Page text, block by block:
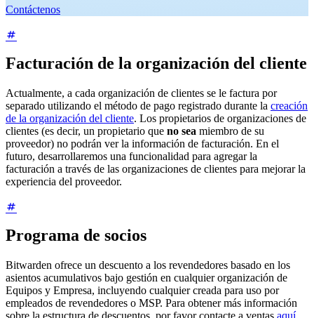
Contáctenos
Facturación de la organización del cliente
Actualmente, a cada organización de clientes se le factura por
separado utilizando el método de pago registrado durante la creación
de la organización del cliente. Los propietarios de organizaciones de
clientes (es decir, un propietario que no sea miembro de su
proveedor) no podrán ver la información de facturación. En el
futuro, desarrollaremos una funcionalidad para agregar la
facturación a través de las organizaciones de clientes para mejorar la
experiencia del proveedor.
Programa de socios
Bitwarden ofrece un descuento a los revendedores basado en los
asientos acumulativos bajo gestión en cualquier organización de
Equipos y Empresa, incluyendo cualquier creada para uso por
empleados de revendedores o MSP. Para obtener más información